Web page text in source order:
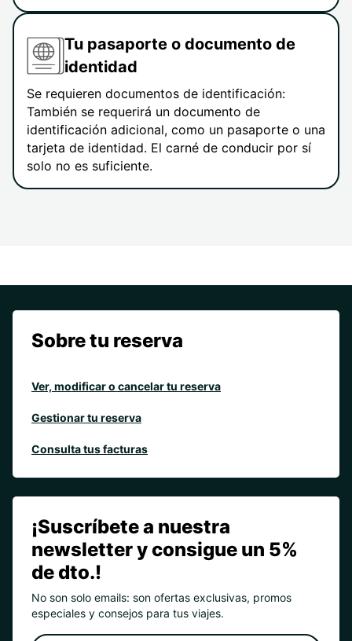
Tu pasaporte o documento de
identidad
Se requieren documentos de identificación:
También se requerirá un documento de
identificación adicional, como un pasaporte o una
tarjeta de identidad. El carné de conducir por sí
solo no es suficiente.
Sobre tu reserva
Ver, modificar o cancelar tu reserva
Gestionar tu reserva
Consulta tus facturas
¡Suscríbete a nuestra
newsletter y consigue un 5%
de dto.!
No son solo emails: son ofertas exclusivas, promos
especiales y consejos para tus viajes.